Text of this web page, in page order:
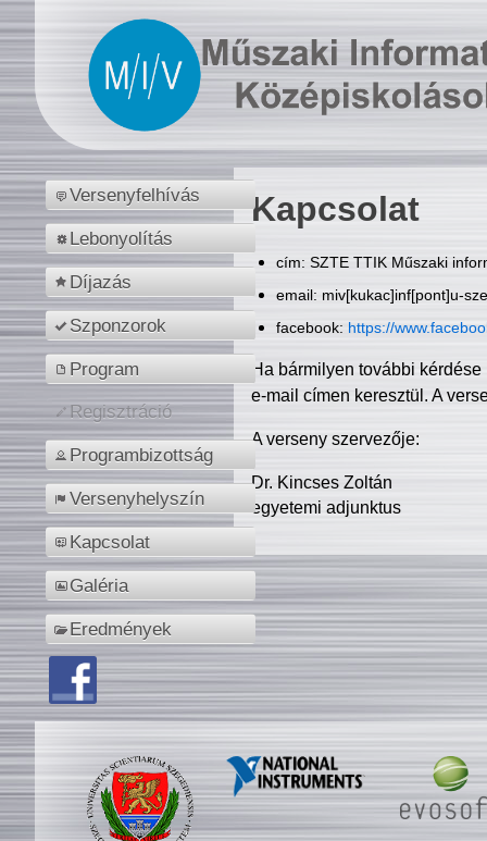
Versenyfelhívás
Lebonyolítás
Díjazás
Szponzorok
Program
Regisztráció
Programbizottság
Versenyhelyszín
Kapcsolat
Galéria
Eredmények
Kapcsolat
cím: SZTE TTIK Műszaki
email: miv[kukac]inf[pont]u-
facebook: https://
Ha bármilyen további
e-mail címen keresztül. A
A verseny szervezője:
Dr. Kincses Zoltán
egyetemi adjunktus